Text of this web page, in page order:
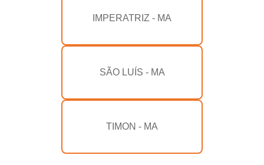
IMPERATRIZ - MA
SÃO LUÍS - MA
TIMON - MA